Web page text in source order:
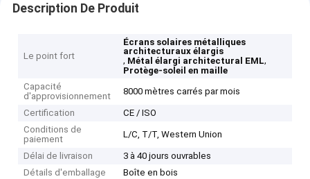
Description De Produit
Le point fort
Écrans solaires métalliques
architecturaux élargis
, Métal élargi architectural EML,
Protège-soleil en maille
Capacité
d'approvisionnement
8000 mètres carrés par mois
Certification
CE / ISO
Conditions de
paiement
L/C, T/T, Western Union
Délai de livraison
3 à 40 jours ouvrables
Détails d'emballage
Boîte en bois